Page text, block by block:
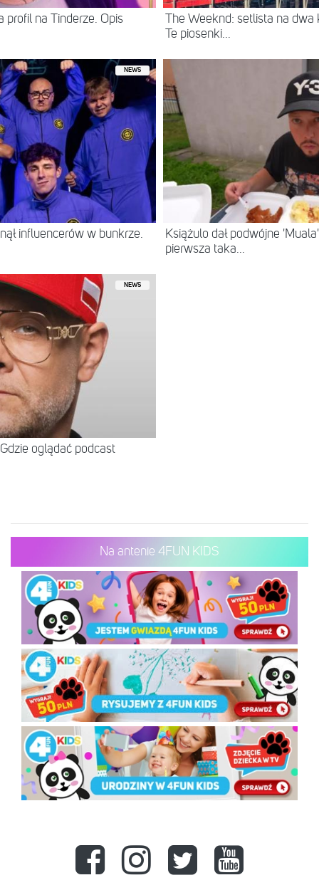
profil na Tinderze. Opis
The Weeknd: setlista na
Te piosenki...
NEWS
influencerów w bunkrze.
Książulo dał podwójne
pierwsza taka...
NEWS
oglądać podcast
Na antenie 4FUN KIDS